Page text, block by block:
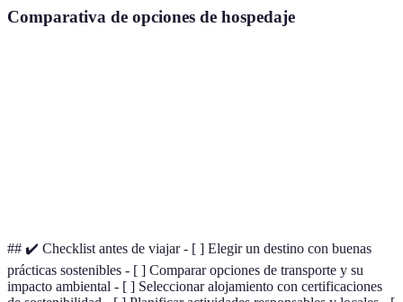
Comparativa de opciones de hospedaje
## ✔️ Checklist antes de viajar - [ ] Elegir un destino con buenas
prácticas sostenibles - [ ] Comparar opciones de transporte y su
impacto ambiental - [ ] Seleccionar alojamiento con certificaciones